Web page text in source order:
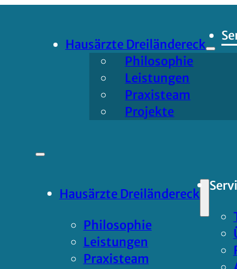
Hausärzte Dreiländereck
Philosophie
Leistungen
Praxisteam
Projekte
Hausärzte Dreiländereck
Philosophie
Leistungen
Praxisteam